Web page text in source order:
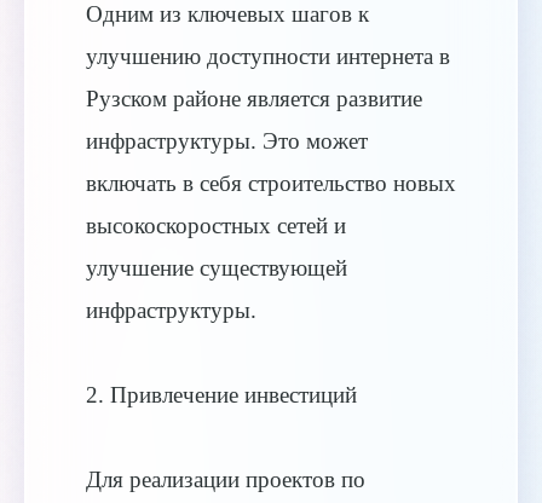
Одним из ключевых шагов к
улучшению доступности интернета в
Рузском районе является развитие
инфраструктуры. Это может
включать в себя строительство новых
высокоскоростных сетей и
улучшение существующей
инфраструктуры.
2. Привлечение инвестиций
Для реализации проектов по